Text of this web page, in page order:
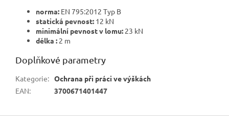
norma: EN 795:2012 Typ B
statická pevnost: 12 kN
minimální pevnost v lomu: 23 kN
délka : 2 m
Doplňkové parametry
Kategorie: Ochrana při práci ve výškách
EAN: 3700671401447